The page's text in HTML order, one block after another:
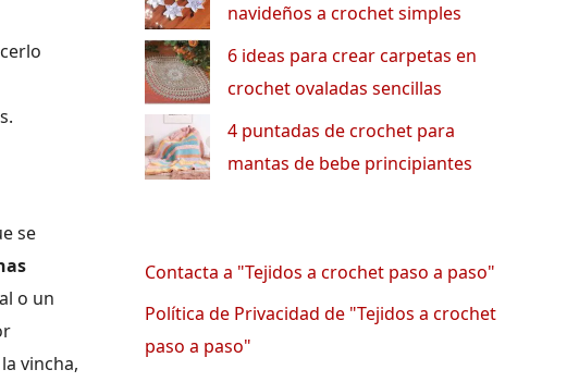
se
o un
vincha,
navideños a crochet simples
6 ideas para crear carpetas en
crochet ovaladas sencillas
4 puntadas de crochet para
mantas de bebe principiantes
Contacta a "Tejidos a crochet paso a paso"
Política de Privacidad de "Tejidos a crochet
paso a paso"